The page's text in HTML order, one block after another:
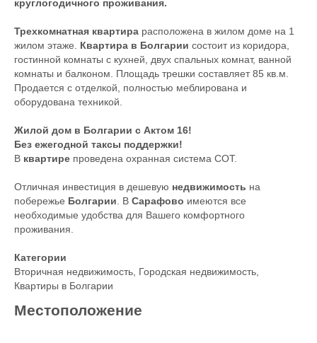
круглогодичного проживания.
Трехкомнатная квартира расположена в жилом доме на 1
жилом этаже. Квартира в Болгарии состоит из коридора,
гостинной комнаты с кухней, двух спальных комнат, ванной
комнаты и балконом. Площадь трешки составляет 85 кв.м.
Продается с отделкой, полностью меблирована и
оборудована техникой.
Жилой дом в Болгарии с Актом 16!
Без ежегодной таксы поддержки!
В квартире проведена охранная система СОТ.
Отличная инвестиция в дешевую недвижимость на
побережье Болгарии. В Сарафово имеются все
необходимые удобства для Вашего комфортного
проживания.
Категории
Вторичная недвижимость, Городская недвижимость,
Квартиры в Болгарии
Местоположение